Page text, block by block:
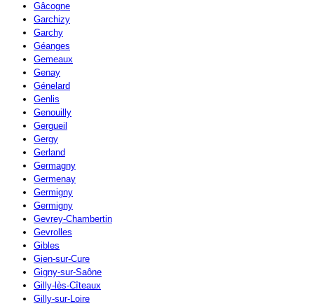
Gâcogne
Garchizy
Garchy
Géanges
Gemeaux
Genay
Génelard
Genlis
Genouilly
Gergueil
Gergy
Gerland
Germagny
Germenay
Germigny
Germigny
Gevrey-Chambertin
Gevrolles
Gibles
Gien-sur-Cure
Gigny-sur-Saône
Gilly-lès-Cîteaux
Gilly-sur-Loire